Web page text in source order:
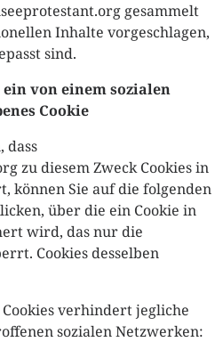
gesammelt
Inhalte vorgeschlagen,
sind.
ein von einem sozialen
Cookie
dass
zu diesem Zweck Cookies in
können Sie auf die folgenden
über die ein Cookie in
wird, das nur die
Cookies desselben
verhindert jegliche
sozialen Netzwerken: